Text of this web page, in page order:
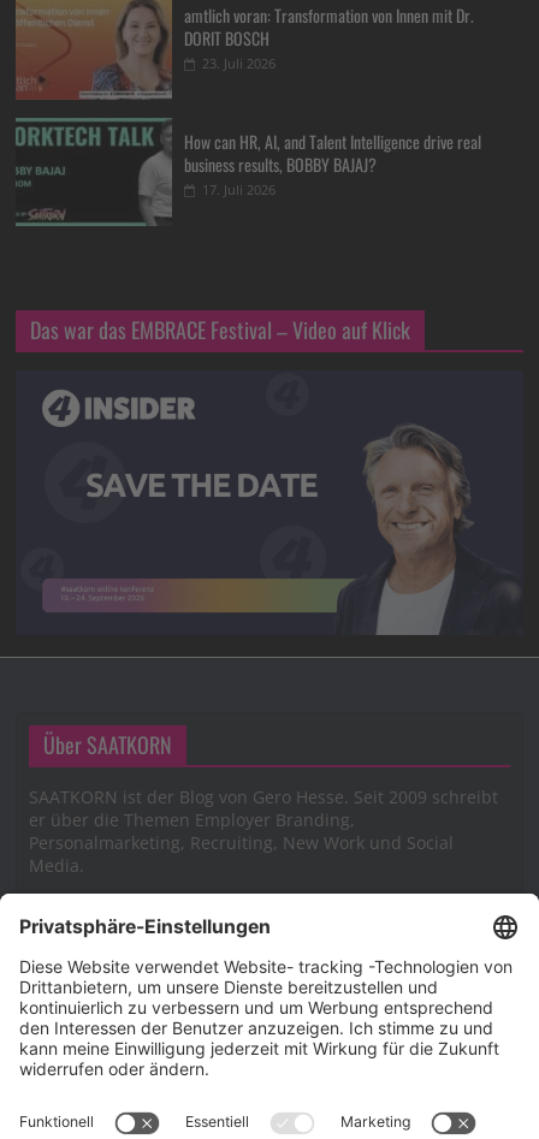
amtlich voran: Transformation von Innen mit Dr.
DORIT BOSCH
23. Juli 2026
How can HR, AI, and Talent Intelligence drive real
business results, BOBBY BAJAJ?
17. Juli 2026
Das war das EMBRACE Festival – Video auf Klick
Über SAATKORN
SAATKORN ist der Blog von Gero Hesse. Seit 2009 schreibt
er über die Themen Employer Branding,
Personalmarketing, Recruiting, New Work und Social
Media.
Impressum
Impressum
Cookie-Richtlinie (EU)